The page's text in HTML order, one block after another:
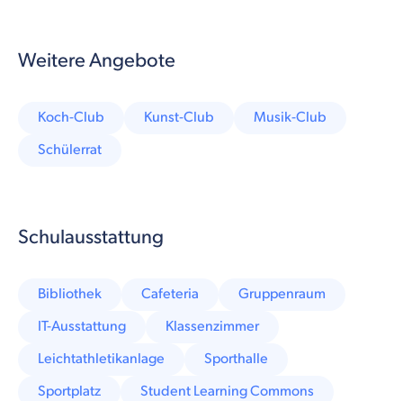
Weitere Angebote
Koch-Club Kunst-Club
Musik-Club
Schülerrat
Schulausstattung
Bibliothek Cafeteria
Gruppenraum
IT-Ausstattung
Klassenzimmer
Leichtathletikanlage
Sporthalle
Sportplatz
Student Learning Commons